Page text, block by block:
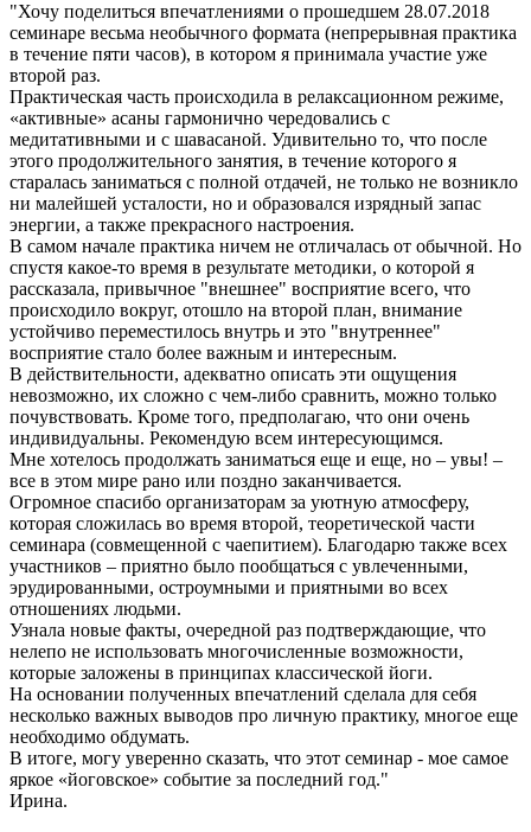
"Хочу поделиться впечатлениями о прошедшем 28.07.2018
семинаре весьма необычного формата (непрерывная практика
в течение пяти часов), в котором я принимала участие уже
второй раз.
Практическая часть происходила в релаксационном режиме,
«активные» асаны гармонично чередовались с
медитативными и с шавасаной. Удивительно то, что после
этого продолжительного занятия, в течение которого я
старалась заниматься с полной отдачей, не только не возникло
ни малейшей усталости, но и образовался изрядный запас
энергии, а также прекрасного настроения.
В самом начале практика ничем не отличалась от обычной. Но
спустя какое-то время в результате методики, о которой я
рассказала, привычное "внешнее" восприятие всего, что
происходило вокруг, отошло на второй план, внимание
устойчиво переместилось внутрь и это "внутреннее"
восприятие стало более важным и интересным.
В действительности, адекватно описать эти ощущения
невозможно, их сложно с чем-либо сравнить, можно только
почувствовать. Кроме того, предполагаю, что они очень
индивидуальны. Рекомендую всем интересующимся.
Мне хотелось продолжать заниматься еще и еще, но – увы! –
все в этом мире рано или поздно заканчивается.
Огромное спасибо организаторам за уютную атмосферу,
которая сложилась во время второй, теоретической части
семинара (совмещенной с чаепитием). Благодарю также всех
участников – приятно было пообщаться с увлеченными,
эрудированными, остроумными и приятными во всех
отношениях людьми.
Узнала новые факты, очередной раз подтверждающие, что
нелепо не использовать многочисленные возможности,
которые заложены в принципах классической йоги.
На основании полученных впечатлений сделала для себя
несколько важных выводов про личную практику, многое еще
необходимо обдумать.
В итоге, могу уверенно сказать, что этот семинар - мое самое
яркое «йоговское» событие за последний год."
Ирина.